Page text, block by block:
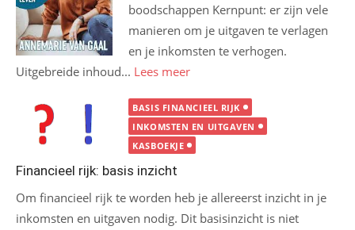
boodschappen Kernpunt: er zijn vele
manieren om je uitgaven te verlagen
en je inkomsten te verhogen.
Uitgebreide inhoud... Lees meer
BASIS FINANCIEEL RIJK
INKOMSTEN EN UITGAVEN
KASBOEKJE
Financieel rijk: basis inzicht
Om financieel rijk te worden heb je allereerst inzicht in je
inkomsten en uitgaven nodig. Dit basisinzicht is niet